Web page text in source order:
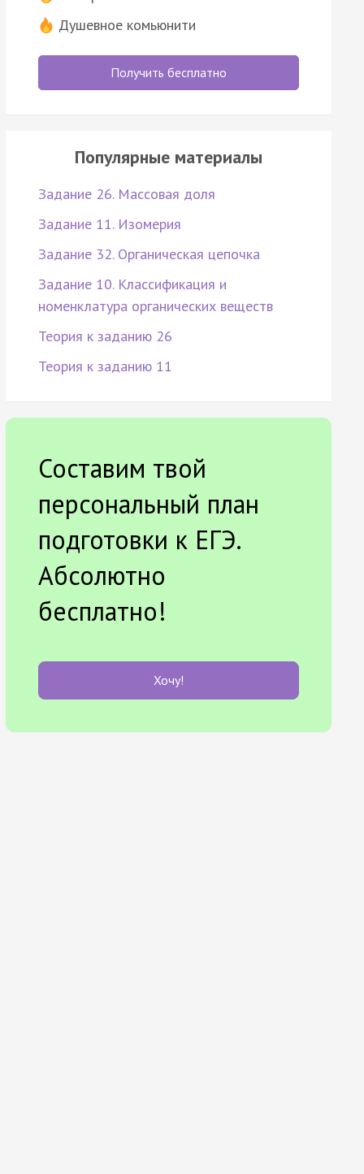
Душевное комьюнити
Получить бесплатно
Популярные материалы
Задание 26. Массовая доля
Задание 11. Изомерия
Задание 32. Органическая цепочка
Задание 10. Классификация и
номенклатура органических веществ
Теория к заданию 26
Теория к заданию 11
Составим твой
персональный план
подготовки к ЕГЭ.
Абсолютно
бесплатно!
Хочу!